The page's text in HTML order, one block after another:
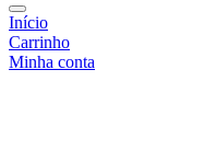
Início
Carrinho
Minha conta